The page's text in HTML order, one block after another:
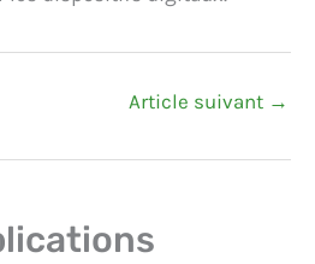
Article suivant →